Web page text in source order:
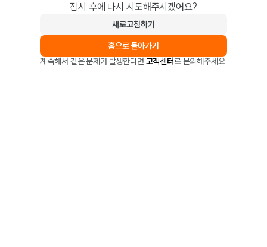
잠시 후에 다시 시도해주시겠어요?
새로고침하기
홈으로 돌아가기
계속해서 같은 문제가 발생한다면 고객센터로 문의해주세요.